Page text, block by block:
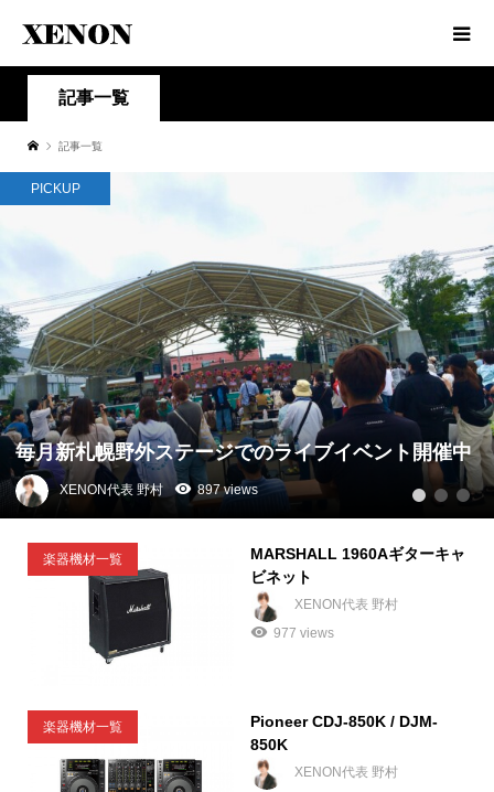
記事一覧
記事一覧
PICKUP
毎月新札幌野外ステージでのライブイベント開催中
XENON代表 野村 897 views 1 2 3
楽器機材一覧
MARSHALL 1960Aギターキャ
ビネット
XENON代表 野村
977 views
楽器機材一覧
Pioneer CDJ-850K / DJM-
850K
XENON代表 野村